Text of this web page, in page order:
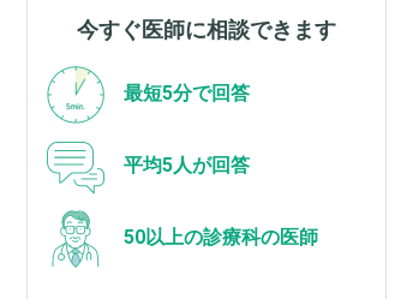
今すぐ医師に相談できます
最短5分で回答
平均5人が回答
50以上の診療科の医師